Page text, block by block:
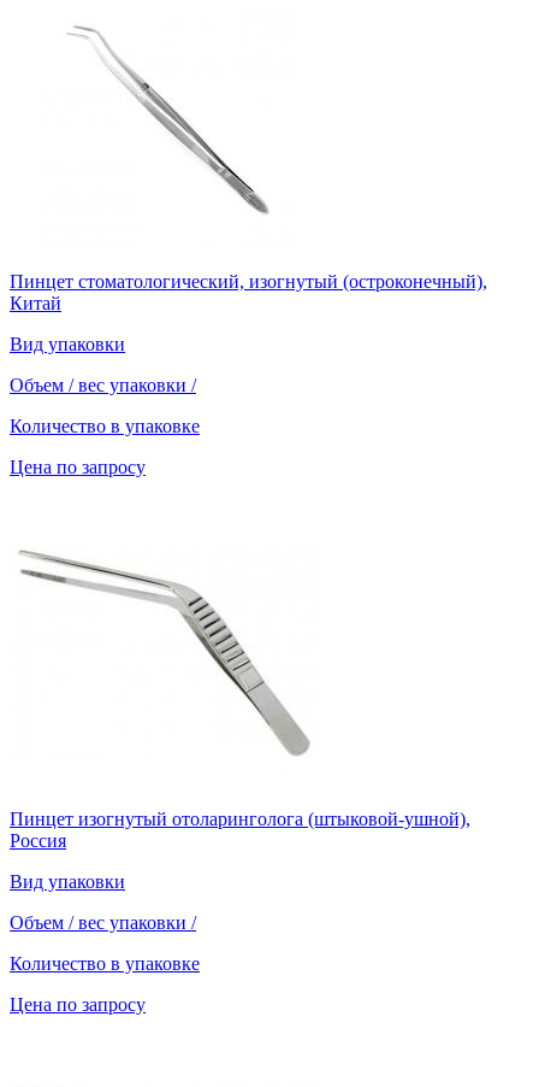
Пинцет стоматологический, изогнутый (остроконечный),
Китай
Вид упаковки
Объем / вес упаковки /
Количество в упаковке
Цена по запросу
Пинцет изогнутый отоларинголога (штыковой-ушной),
Россия
Вид упаковки
Объем / вес упаковки /
Количество в упаковке
Цена по запросу